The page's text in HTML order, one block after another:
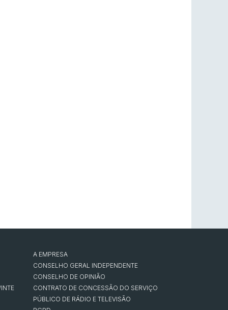
A EMPRESA
CONSELHO GERAL INDEPENDENTE
CONSELHO DE OPINIÃO
CONTRATO DE CONCESSÃO DO SERVIÇO
PÚBLICO DE RÁDIO E TELEVISÃO